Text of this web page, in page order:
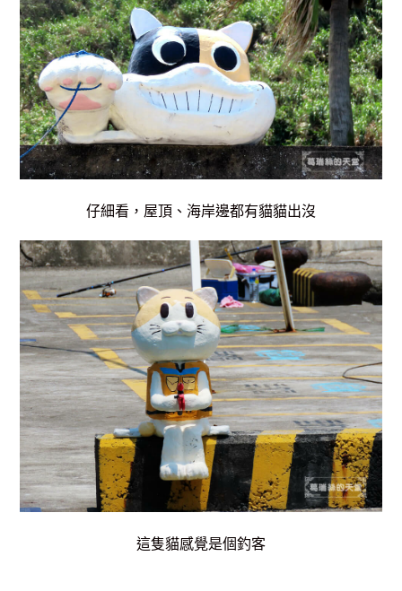
仔細看，屋頂、海岸邊都有貓貓出沒
這隻貓感覺是個釣客